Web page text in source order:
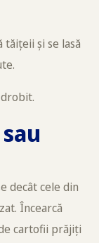
tăițeii și se lasă
decât cele din
Încearcă
cartofii prăjiți